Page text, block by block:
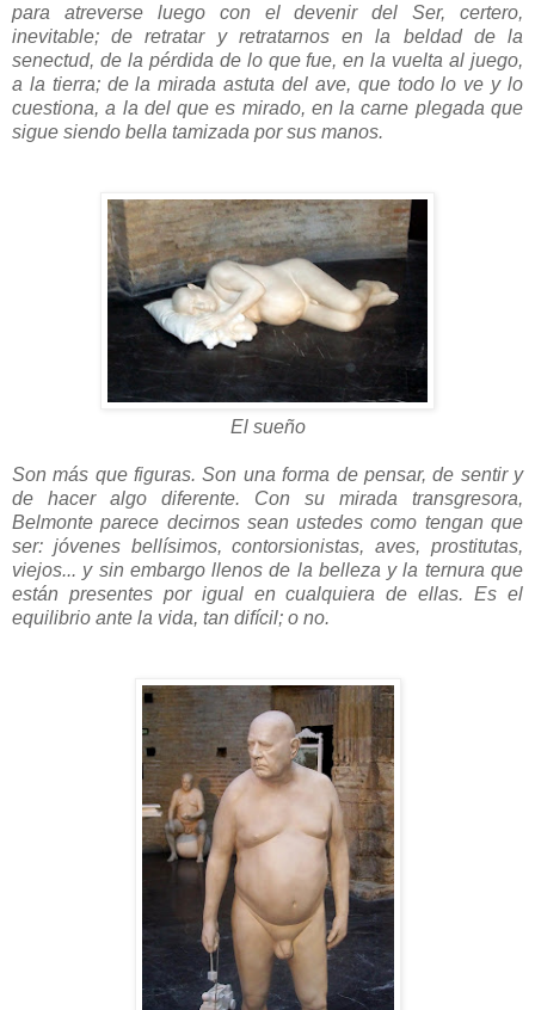
para atreverse luego con el devenir del Ser, certero,
inevitable; de retratar y retratarnos en la beldad de la
senectud, de la pérdida de lo que fue, en la vuelta al juego,
a la tierra; de la mirada astuta del ave, que todo lo ve y lo
cuestiona, a la del que es mirado, en la carne plegada que
sigue siendo bella tamizada por sus manos.
El sueño
Son más que figuras. Son una forma de pensar, de sentir y
de hacer algo diferente. Con su mirada transgresora,
Belmonte parece decirnos sean ustedes como tengan que
ser: jóvenes bellísimos, contorsionistas, aves, prostitutas,
viejos... y sin embargo llenos de la belleza y la ternura que
están presentes por igual en cualquiera de ellas. Es el
equilibrio ante la vida, tan difícil; o no.